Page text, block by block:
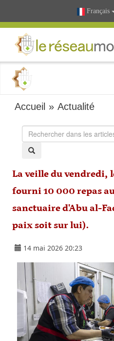
Français
Accueil »Actualité
La veille du vendredi,
fourni 10 000 repas
sanctuaire d'Abu al-
paix soit sur lui).
14 mai 2026 20:23